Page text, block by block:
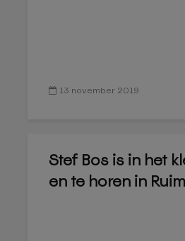
13 november 2019
Stef Bos is in het
en te horen in